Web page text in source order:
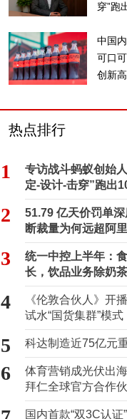
穿”跑
中国
可口
创新高
热点排行
1
专访战斗蚂蚁创始
定-设计-击穿”跑出
2
51.79 亿天价罚单
断裁量为何远超阿
3
统一中控上半年：
长，饮品业务除奶
4
《伦敦合伙人》开
试水“国货集群”模
向种草
5 科达制造近75亿元
6
体育营销成光伏出
拜仁全球官方合作
国内首款“双3C认证